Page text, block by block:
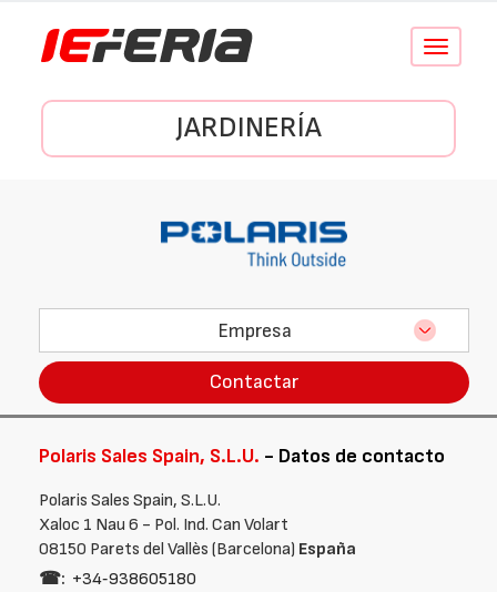
Conmutar
JARDINERÍA
Empresa
Contactar
Polaris Sales Spain, S.L.U. - Datos de contacto
Polaris Sales Spain, S.L.U.
Xaloc 1 Nau 6 - Pol. Ind. Can Volart
08150 Parets del Vallès (Barcelona) España
☎: +34‑938605180